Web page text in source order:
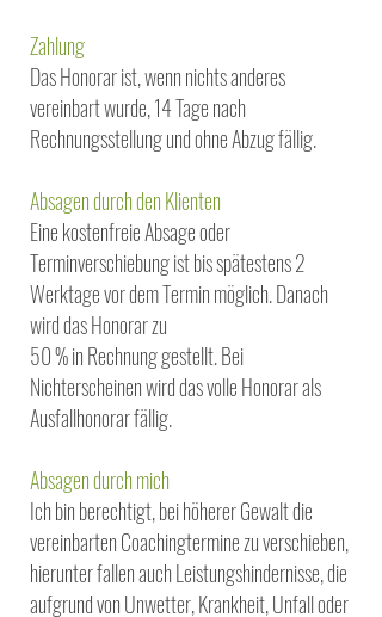
Zahlung
Das Honorar ist, wenn nichts anderes
vereinbart wurde, 14 Tage nach
Rechnungsstellung und ohne Abzug fällig.
Absagen durch den Klienten
Eine kostenfreie Absage oder
Terminverschiebung ist bis spätestens 2
Werktage vor dem Termin möglich. Danach
wird das Honorar zu
50 % in Rechnung gestellt. Bei
Nichterscheinen wird das volle Honorar als
Ausfallhonorar fällig.
Absagen durch mich
Ich bin berechtigt, bei höherer Gewalt die
vereinbarten Coachingtermine zu verschieben,
hierunter fallen auch Leistungshindernisse, die
aufgrund von Unwetter, Krankheit, Unfall oder